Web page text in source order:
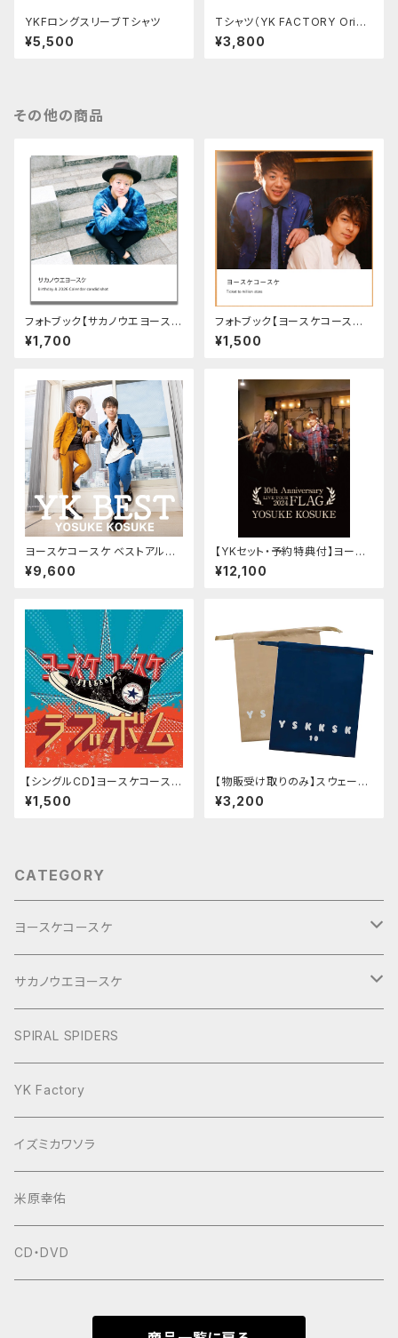
YKFロングスリーブTシャツ
¥5,500
Tシャツ（YK FACTORY Origi
nal goods 2020 summer）
¥3,800
その他の商品
フォトブック【サカノウエヨース
ケ Birthday&2026calenda
r candid shots 】
¥1,700
フォトブック【ヨースケコースケ
Ticket to million stars】
¥1,500
ヨースケコースケ ベストアルバ
ム「YK BEST」
¥9,600
【YKセット・予約特典付】ヨース
ケコースケ DVD&CD「LIVE T
OUR 2024 『FLAG』」
¥12,100
【シングルCD】ヨースケコースケ
「ラブボム／君がいてくれてよか
った」
¥1,500
【物販受け取りのみ】スウェード
調巾着袋（2枚セット）
¥3,200
CATEGORY
ヨースケコースケ
ぶらり旅2017Short
サカノウエヨースケ
ヨースケNIGHT
SPIRAL SPIDERS
YK Factory
イズミカワソラ
米原幸佑
CD・DVD